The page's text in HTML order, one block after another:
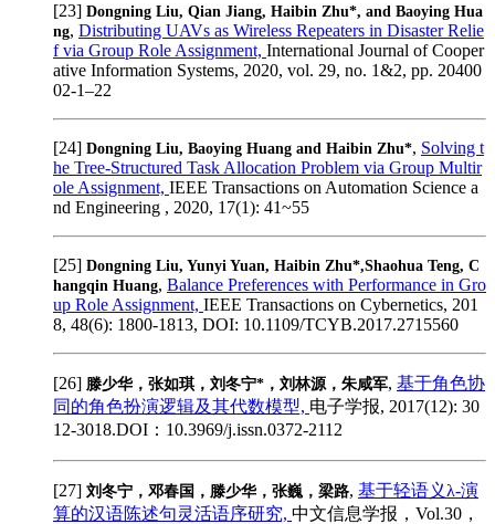
[23] Dongning Liu, Qian Jiang, Haibin Zhu*, and Baoying Hua
ng, Distributing UAVs as Wireless Repeaters in Disaster Relie
f via Group Role Assignment, International Journal of Cooper
ative Information Systems, 2020, vol. 29, no. 1&2, pp. 20400
02-1–22
[24] Dongning Liu, Baoying Huang and Haibin Zhu*, Solving t
he Tree-Structured Task Allocation Problem via Group Multir
ole Assignment, IEEE Transactions on Automation Science a
nd Engineering , 2020, 17(1): 41~55
[25] Dongning Liu, Yunyi Yuan, Haibin Zhu*,Shaohua Teng, C
hangqin Huang, Balance Preferences with Performance in Gro
up Role Assignment, IEEE Transactions on Cybernetics, 201
8, 48(6): 1800-1813, DOI: 10.1109/TCYB.2017.2715560
[26] 滕少华，张如琪，刘冬宁*，刘林源，朱咸军, 基于角色协
同的角色扮演逻辑及其代数模型, 电子学报, 2017(12): 30
12-3018.DOI：10.3969/j.issn.0372-2112
[27] 刘冬宁，邓春国，滕少华，张巍，梁路, 基于轻语义λ-演
算的汉语陈述句灵活语序研究, 中文信息学报，Vol.30，